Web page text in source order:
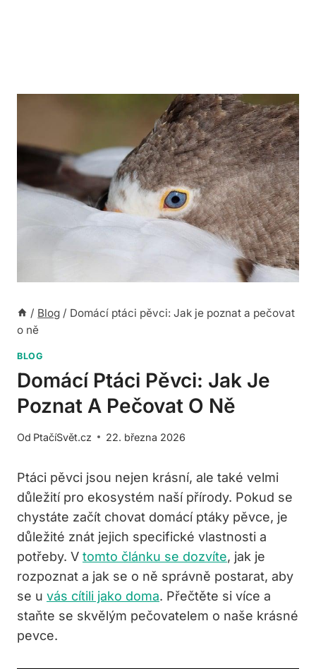
/ Blog / Domácí ptáci pěvci: Jak je poznat a pečovat
o ně
BLOG
Domácí Ptáci Pěvci: Jak Je
Poznat A Pečovat O Ně
Od PtačíSvět.cz 22. března 2026
Ptáci pěvci jsou nejen krásní, ale také velmi
důležití pro ekosystém naší přírody. Pokud se
chystáte začít chovat domácí ptáky pěvce, je
důležité znát jejich specifické vlastnosti a
potřeby. V tomto článku se dozvíte, jak je
rozpoznat a jak se o ně správně postarat, aby
se u vás cítili jako doma. Přečtěte si více a
staňte se skvělým pečovatelem o naše krásné
pevce.